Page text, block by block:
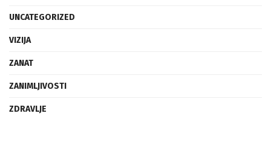
UNCATEGORIZED
VIZIJA
ZANAT
ZANIMLJIVOSTI
ZDRAVLJE